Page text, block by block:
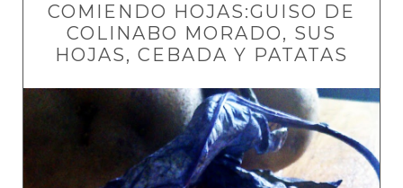
COMIENDO HOJAS:GUISO DE
COLINABO MORADO, SUS
HOJAS, CEBADA Y PATATAS